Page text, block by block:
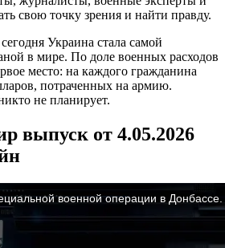
свою точку зрения и найти правду.
Украина стала самой
в мире. По доле военных расходов
место: на каждого гражданина
потраченных на армию.
не планирует.
выпуск от 4.05.2026